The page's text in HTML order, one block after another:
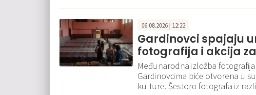
06.08.2026 | 12:22
Gardinovci spajaju
fotografija i akcija
Međunarodna izložba
Gardinovcima biće otvorena u
kulture. Šestoro fotografa iz